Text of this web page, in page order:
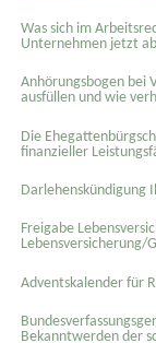
Was sich im
Unternehmen jetzt
Anhörungsbogen bei
ausfüllen und wie
Die
finanzieller
Darlehenskündigung
Freigabe
Lebensversicherung/
Adventskalender für
Bekanntwerden der